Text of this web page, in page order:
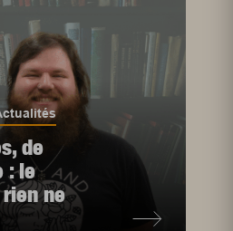
de
: le
ne